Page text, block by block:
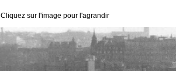
Cliquez sur l'image pour l'agrandir